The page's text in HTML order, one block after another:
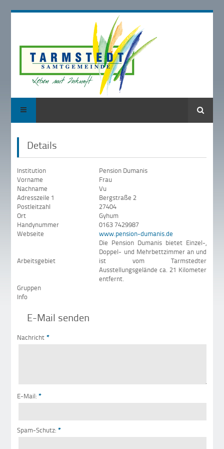
Suche
Details
Institution
Pension Dumanis
Vorname
Frau
Nachname
Vu
Adresszeile 1
Bergstraße 2
Postleitzahl
27404
Ort
Gyhum
Handynummer
0163 7429987
Webseite
www.pension-dumanis.de
Arbeitsgebiet
Die Pension Dumanis bietet Einzel-,
Doppel- und Mehrbettzimmer an und
ist vom Tarmstedter
Ausstellungsgelände ca. 21 Kilometer
entfernt.
Gruppen
Info
E-Mail senden
Nachricht *
E-Mail: *
Spam-Schutz: *